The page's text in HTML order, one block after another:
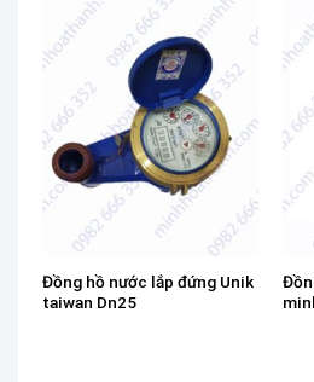
Đồng hồ nước lắp đứng Unik
taiwan Dn25